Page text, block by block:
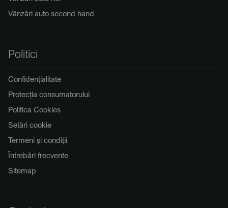
Vânzări auto second hand
Politici
Confidențialitate
Protecția consumatorului
Politica Cookies
Setări cookie
Termeni și condiții
Întrebări frecvente
Sitemap